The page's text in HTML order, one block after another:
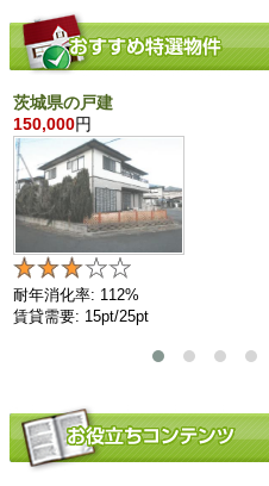
茨城県の戸建
150,000円
耐年消化率: 112%
賃貸需要: 15pt/25pt